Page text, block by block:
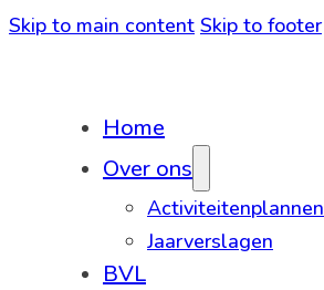
Skip to main content Skip to footer
Home
Over ons
Activiteitenplannen
Jaarverslagen
BVL